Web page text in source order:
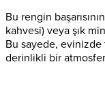
Bu rengin
kahvesi) veya şık
Bu sayede,
derinlikli bir